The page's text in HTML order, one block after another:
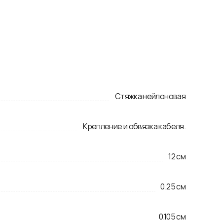
Стяжка нейлоновая
Крепление и обвязка кабеля.
12см
0.25см
0.105см